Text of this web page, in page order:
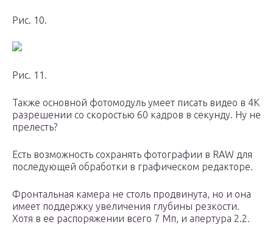
Рис. 10.
Рис. 11.
Также основной фотомодуль умеет писать видео в 4К
разрешении со скоростью 60 кадров в секунду. Ну не
прелесть?
Есть возможность сохранять фотографии в RAW для
последующей обработки в графическом редакторе.
Фронтальная камера не столь продвинута, но и она
имеет поддержку увеличения глубины резкости.
Хотя в ее распоряжении всего 7 Мп, и апертура 2.2.